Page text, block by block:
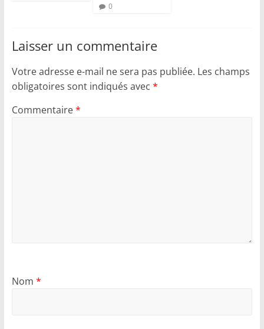
0
Laisser un commentaire
Votre adresse e-mail ne sera pas publiée. Les champs
obligatoires sont indiqués avec *
Commentaire*
Nom *